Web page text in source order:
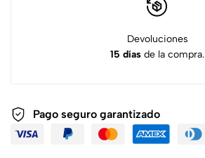
Devoluciones
15 días de la compra.
Pago seguro garantizado